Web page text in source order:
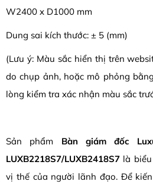
W2400 x D1000 mm
Dung sai kích thước: ± 5 (mm)
(Lưu ý: Màu sắc hiển thị trên
do chụp ảnh, hoặc mô phỏng
lòng kiểm tra xác nhận màu sắc
Sản phẩm Bàn giám đốc
LUXB2218S7/LUXB2418S7 là
vị thế của người lãnh đạo. Để